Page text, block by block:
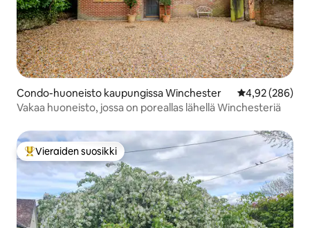
Condo-huoneisto kaupungissa Winchester
4,92 (286)
Vakaa huoneisto, jossa on poreallas lähellä Winchesteriä
Vieraiden suosikkien parhaimmistoa
Vieraiden suosikki